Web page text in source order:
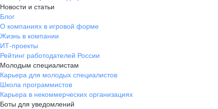
Новости и статьи
Блог
О компаниях в игровой форме
Жизнь в компании
ИТ-проекты
Рейтинг работодателей России
Молодым специалистам
Карьера для молодых специалистов
Школа программистов
Карьера в некоммерческих организациях
Боты для уведомлений